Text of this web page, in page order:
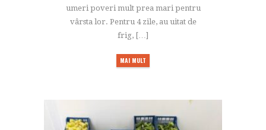
umeri poveri mult prea mari pentru
vârsta lor. Pentru 4 zile, au uitat de
frig, […]
MAI MULT